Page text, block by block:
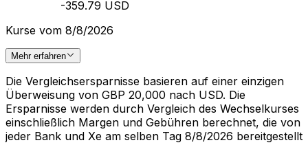
-359.79 USD
Kurse vom 8/8/2026
Mehr erfahren
Die Vergleichsersparnisse basieren auf einer einzigen
Überweisung von GBP 20,000 nach USD. Die
Ersparnisse werden durch Vergleich des Wechselkurses
einschließlich Margen und Gebühren berechnet, die von
jeder Bank und Xe am selben Tag 8/8/2026 bereitgestellt